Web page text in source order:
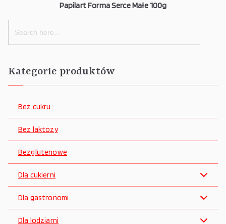
Papilart Forma Serce Małe 100g
Search
for:
Kategorie produktów
Bez cukru
Bez laktozy
Bezglutenowe
Dla cukierni
Dla gastronomi
Dla lodziarni